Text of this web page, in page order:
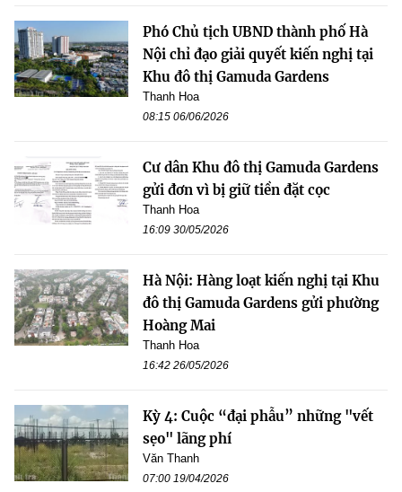
Phó Chủ tịch UBND thành phố Hà
Nội chỉ đạo giải quyết kiến nghị tại
Khu đô thị Gamuda Gardens
Thanh Hoa
08:15 06/06/2026
Cư dân Khu đô thị Gamuda Gardens
gửi đơn vì bị giữ tiền đặt cọc
Thanh Hoa
16:09 30/05/2026
Hà Nội: Hàng loạt kiến nghị tại Khu
đô thị Gamuda Gardens gửi phường
Hoàng Mai
Thanh Hoa
16:42 26/05/2026
Kỳ 4: Cuộc “đại phẫu” những "vết
sẹo" lãng phí
Văn Thanh
07:00 19/04/2026